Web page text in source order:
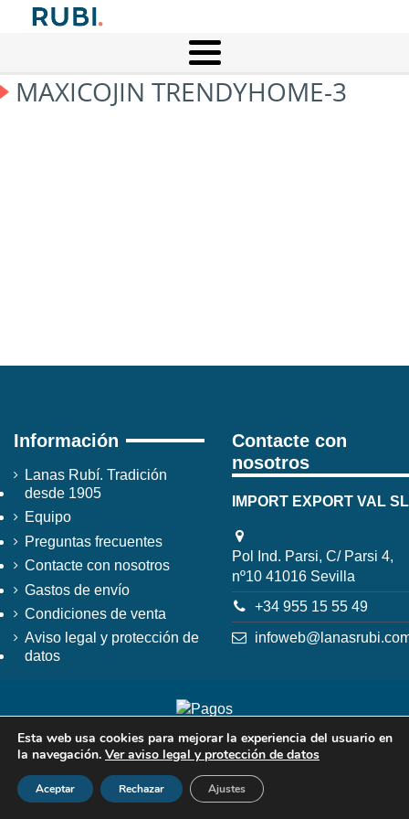
MAXICOJIN TRENDYHOME-3
Información
Lanas Rubí. Tradición
desde 1905
Equipo
Preguntas frecuentes
Contacte con nosotros
Gastos de envío
Condiciones de venta
Aviso legal y protección de
datos
Contacte con
nosotros
IMPORT EXPORT VAL SL
Pol Ind. Parsi, C/ Parsi 4,
nº10 41016 Sevilla
+34 955 15 55 49
Esta web usa cookies para mejorar la experiencia del usuario en
la navegación. Ver aviso legal y protección de datos
Aceptar Rechazar Ajustes